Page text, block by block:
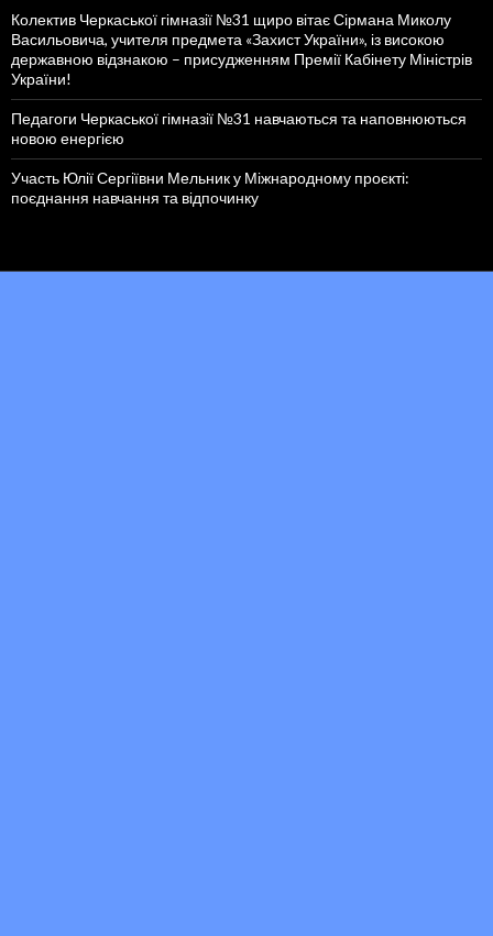
Колектив Черкаської гімназії №31 щиро вітає Сірмана Миколу
Васильовича, учителя предмета «Захист України», із високою
державною відзнакою – присудженням Премії Кабінету Міністрів
України!
Педагоги Черкаської гімназії №31 навчаються та наповнюються
новою енергією
Участь Юлії Сергіївни Мельник у Міжнародному проєкті:
поєднання навчання та відпочинку